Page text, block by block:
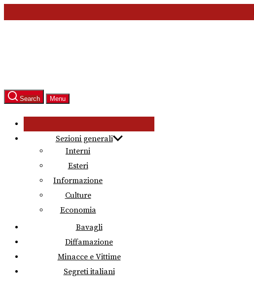
to
Search Menu
Sezioni generali
Interni
Esteri
Informazione
Culture
Economia
Bavagli
Diffamazione
Minacce e Vittime
Segreti italiani